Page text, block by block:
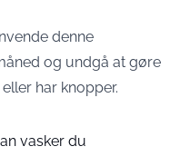
denne
og undgå at gøre
har knopper.
vasker du